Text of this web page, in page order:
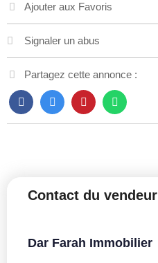
Ajouter aux Favoris
Signaler un abus
Partagez cette annonce :
Contact du vendeur
Dar Farah Immobilier